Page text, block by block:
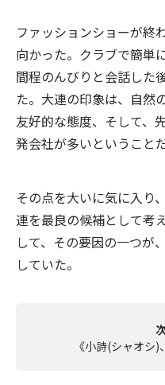
ファッションショーが終
向かった。クラブで簡単
間程のんびりと会話した
た。大連の印象は、自然
友好的な態度、そして、
発会社が多いということ
その点を大いに気に入り
連を最良の候補として考
して、その要因の一つが
していた。
《小詩(シャオシ